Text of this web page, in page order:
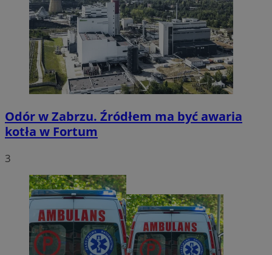
Odór w Zabrzu. Źródłem ma być awaria
kotła w Fortum
3